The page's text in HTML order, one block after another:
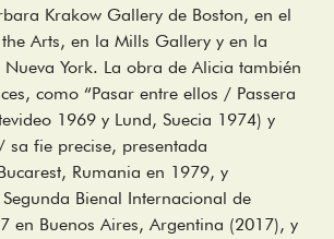
Krakow Gallery de Boston, en el
Arts, en la Mills Gallery y en la
York. La obra de Alicia también
como “Pasar entre ellos / Passera
1969 y Lund, Suecia 1974) y
sa fie precise, presentada
Rumania en 1979, y
Bienal Internacional de
en Buenos Aires, Argentina (2017), y